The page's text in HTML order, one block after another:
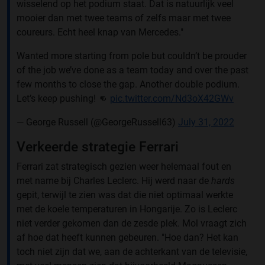
wisselend op het podium staat. Dat is natuurlijk veel
mooier dan met twee teams of zelfs maar met twee
coureurs. Echt heel knap van Mercedes."
Wanted more starting from pole but couldn’t be prouder
of the job we’ve done as a team today and over the past
few months to close the gap. Another double podium.
Let’s keep pushing! 👊 pic.twitter.com/Nd3oX42GWv
— George Russell (@GeorgeRussell63) July 31, 2022
Verkeerde strategie Ferrari
Ferrari zat strategisch gezien weer helemaal fout en
met name bij Charles Leclerc. Hij werd naar de hards
gepit, terwijl te zien was dat die niet optimaal werkte
met de koele temperaturen in Hongarije. Zo is Leclerc
niet verder gekomen dan de zesde plek. Mol vraagt zich
af hoe dat heeft kunnen gebeuren. "Hoe dan? Het kan
toch niet zijn dat we, aan de achterkant van de televisie,